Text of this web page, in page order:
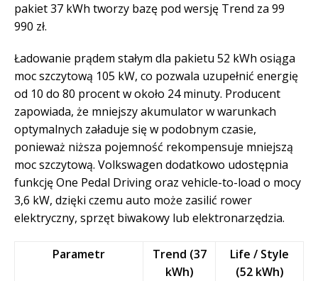
pakiet 37 kWh tworzy bazę pod wersję Trend za 99
990 zł.
Ładowanie prądem stałym dla pakietu 52 kWh osiąga
moc szczytową 105 kW, co pozwala uzupełnić energię
od 10 do 80 procent w około 24 minuty. Producent
zapowiada, że mniejszy akumulator w warunkach
optymalnych załaduje się w podobnym czasie,
ponieważ niższa pojemność rekompensuje mniejszą
moc szczytową. Volkswagen dodatkowo udostępnia
funkcję One Pedal Driving oraz vehicle-to-load o mocy
3,6 kW, dzięki czemu auto może zasilić rower
elektryczny, sprzęt biwakowy lub elektronarzędzia.
Parametr
Trend (37
kWh)
Life / Style
(52 kWh)